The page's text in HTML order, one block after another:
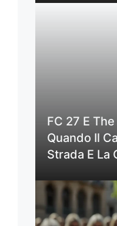
FC 27 E
Quando Il
Strada E La